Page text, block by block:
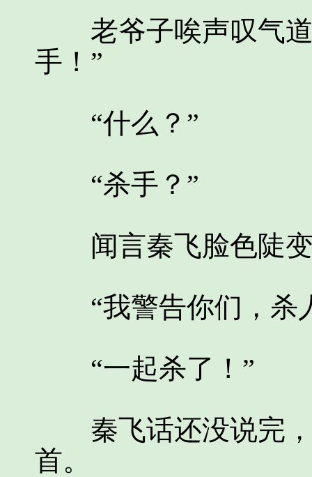
老爷子唉声叹气道
手！”
“什么？”
“杀手？”
闻言秦飞脸色陡变
“我警告你们，杀
“一起杀了！”
秦飞话还没说完，
首。